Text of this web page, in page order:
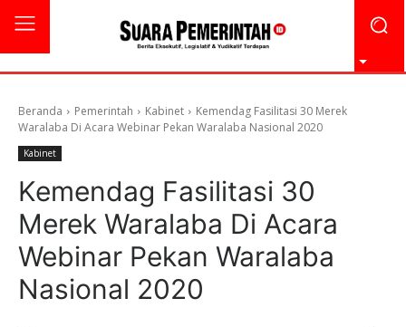
Beranda Pemerintah Kabinet
Kemendag Fasilitasi 30 Merek
Waralaba Di Acara Webinar Pekan Waralaba Nasional 2020
Kabinet
Kemendag Fasilitasi 30
Merek Waralaba Di Acara
Webinar Pekan Waralaba
Nasional 2020